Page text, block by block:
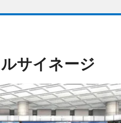
サイネージ